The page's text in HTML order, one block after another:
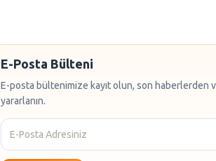
E-Posta Bülteni
E-posta bültenimize kayıt olun, son haberlerden
yararlanın.